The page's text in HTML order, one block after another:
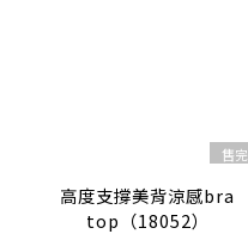
售完
高度支撐美背涼感bra
top（18052）